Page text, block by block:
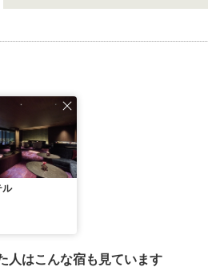
ル
人はこんな宿も見ています